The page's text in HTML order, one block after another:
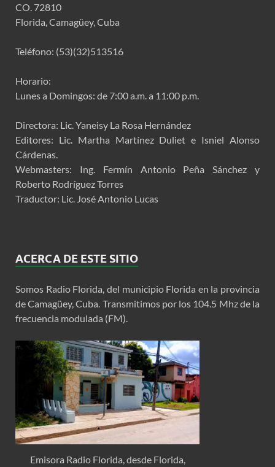
CO. 72810
Florida, Camagüey, Cuba
Teléfono: (53)(32)513516
Horario:
Lunes a Domingos: de 7:00 a.m. a 11:00 p.m.
Directora: Lic. Yaneisy La Rosa Hernández
Editores: Lic. Martha Martínez Duliet e Isniel Alonso
Cárdenas.
Webmasters: Ing. Fermín Antonio Peña Sánchez y
Roberto Rodríguez Torres
Traductor: Lic. José Antonio Lucas
ACERCA DE ESTE SITIO
Somos Radio Florida, del municipio Florida en la provincia
de Camagüey, Cuba. Transmitimos por los 104.5 Mhz de la
frecuencia modulada (FM).
Emisora Radio Florida, desde Florida,